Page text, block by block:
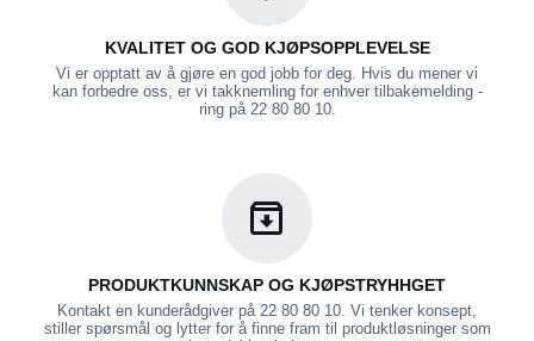
KVALITET OG GOD KJØPSOPPLEVELSE
Vi er opptatt av å gjøre en god jobb for deg. Hvis du mener vi
kan forbedre oss, er vi takknemling for enhver tilbakemelding -
ring på 22 80 80 10.
PRODUKTKUNNSKAP OG KJØPSTRYHHGET
Kontakt en kunderådgiver på 22 80 80 10. Vi tenker konsept,
stiller spørsmål og lytter for å finne fram til produktløsninger som